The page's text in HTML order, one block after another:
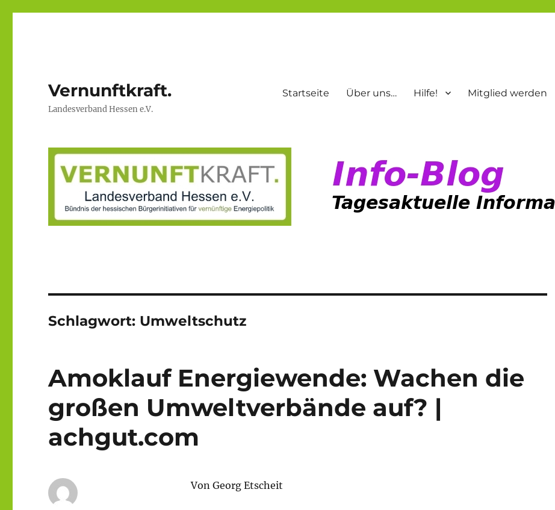
Vernunftkraft.
Landesverband Hessen e.V.
Startseite Über uns… Hilfe! Mitglied werden
Schlagwort: Umweltschutz
Amoklauf Energiewende: Wachen die
großen Umweltverbände auf? |
achgut.com
Von Georg Etscheit